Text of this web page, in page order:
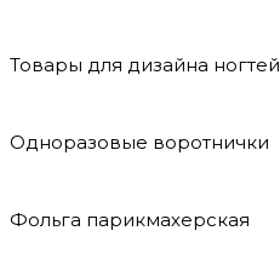
Товары для дизайна ногтей
Одноразовые воротнички
Фольга парикмахерская